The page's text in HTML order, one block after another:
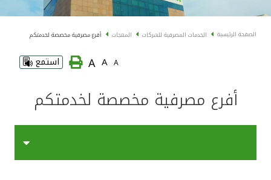
خدمة "بيتك" للتداول الإلكتروني
الحسابات المصرفية
الصفحة الرئيسية الخدمات المصرفية للشركات المنتجات أفرع مصرفية مخصصة لخدمتكم
A
A
A استمع
أفرع مصرفية مخصصة لخدمتكم